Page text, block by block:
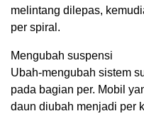
melintang dilepas,
per spiral.
Mengubah suspensi
Ubah-mengubah sistem
pada bagian per. Mobil
daun diubah menjadi per